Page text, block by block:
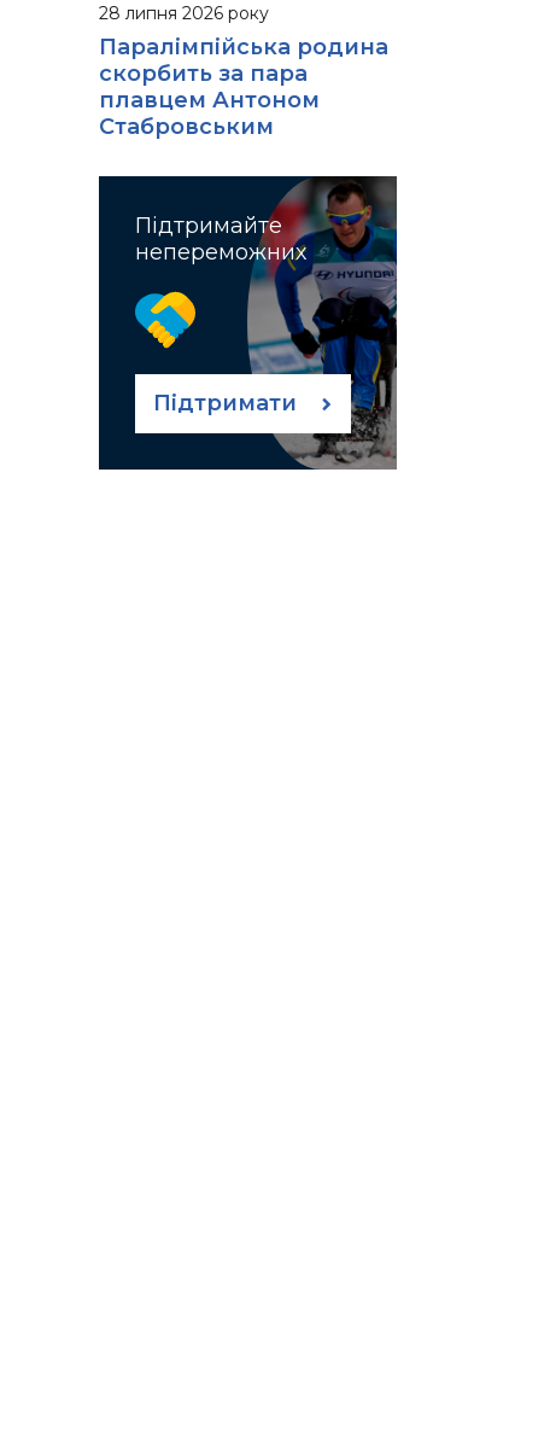
28 липня 2026 року
Паралімпійська родина
скорбить за пара
плавцем Антоном
Стабровським
Підтримайте
непереможних
Підтримати